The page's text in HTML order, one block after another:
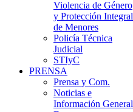
Violencia de Género
y Protección Integral
de Menores
Policía Técnica
Judicial
STIyC
PRENSA
Prensa y Com.
Noticias e
Información General